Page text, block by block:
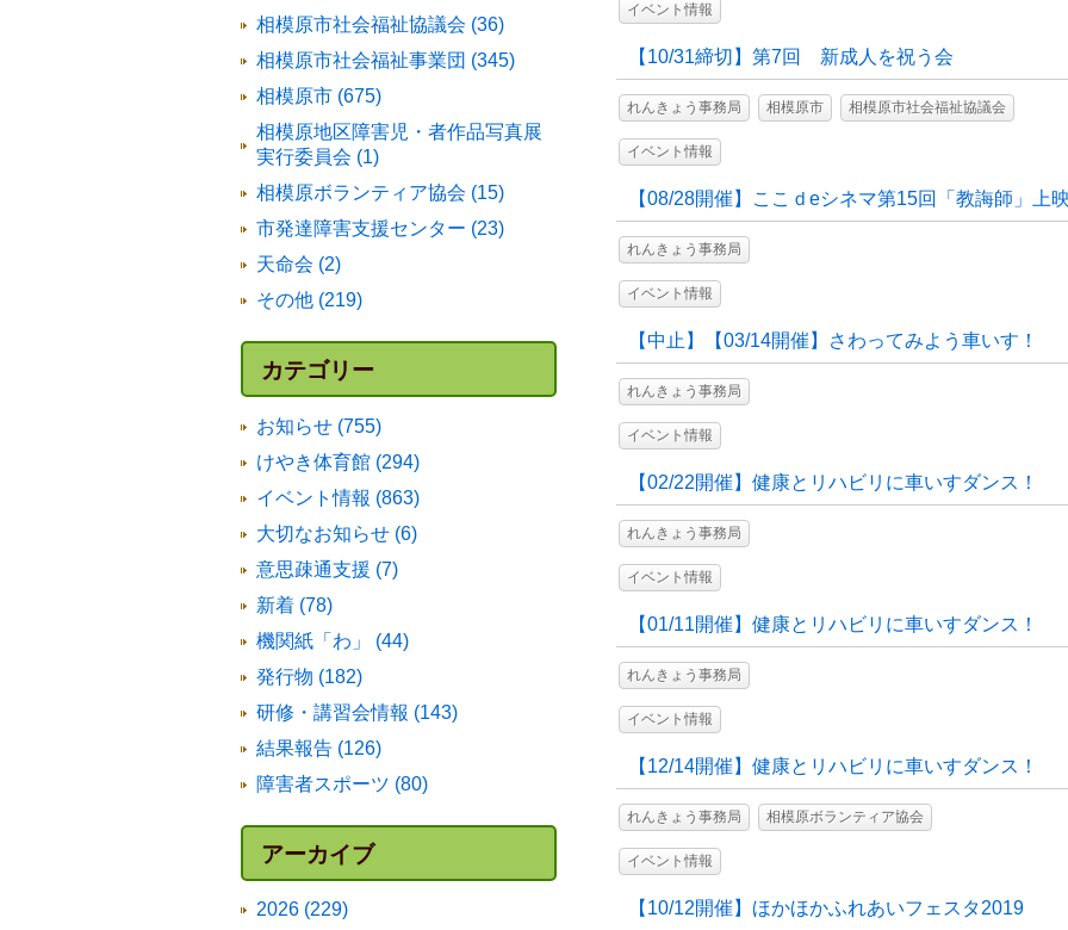
イベント情報
【10/31締切】第7回 新成人を祝う会
れんきょう事務局 相模原市 相模原市社会福祉協議会
イベント情報
【08/28開催】ここｄeシネマ第15回「教誨師」
れんきょう事務局
イベント情報
【中止】【03/14開催】さわってみよう車いす！
れんきょう事務局
イベント情報
【02/22開催】健康とリハビリに車いすダンス！
れんきょう事務局
イベント情報
【01/11開催】健康とリハビリに車いすダンス！
れんきょう事務局
イベント情報
【12/14開催】健康とリハビリに車いすダンス！
れんきょう事務局 相模原ボランティア協会
イベント情報
【10/12開催】ほかほかふれあいフェスタ2019
相模原市社会福祉協議会 (36)
相模原市社会福祉事業団 (345)
相模原市 (675)
相模原地区障害児・者作品写真展
実行委員会 (1)
相模原ボランティア協会 (15)
市発達障害支援センター (23)
天命会 (2)
その他 (219)
カテゴリー
お知らせ (755)
けやき体育館 (294)
イベント情報 (863)
大切なお知らせ (6)
意思疎通支援 (7)
新着 (78)
機関紙「わ」 (44)
発行物 (182)
研修・講習会情報 (143)
結果報告 (126)
障害者スポーツ (80)
アーカイブ
2026 (229)